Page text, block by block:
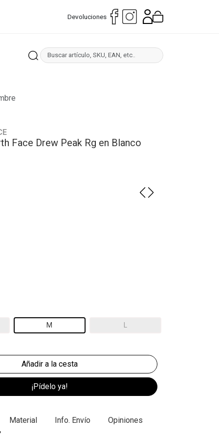
Devoluciones
Face Drew Peak Rg en Blanco
M
¡Pídelo ya!
Material Info. Envío Opiniones